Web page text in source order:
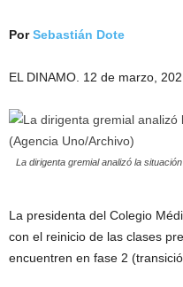
PorSebastián Dote
EL DINAMO. 12 de marzo,
La dirigenta gremial analizó la
La presidenta del Colegio
con el reinicio de las clases
encuentren en fase 2